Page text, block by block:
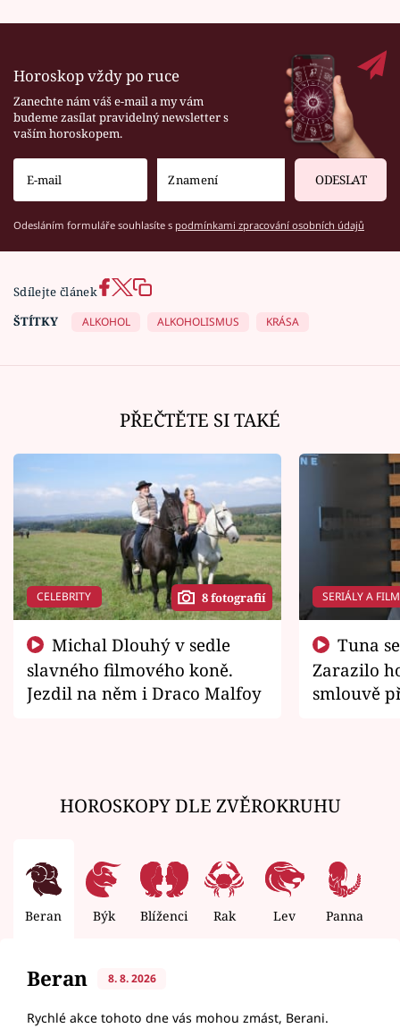
Horoskop vždy po ruce
Zanechte nám váš e-mail a my vám
budeme zasílat pravidelný newsletter s
vaším horoskopem.
ODESLAT
Odesláním formuláře souhlasíte s podmínkami zpracování osobních údajů
Sdílejte článek
ŠTÍTKY
ALKOHOL ALKOHOLISMUS KRÁSA
PŘEČTĚTE SI TAKÉ
CELEBRITY 8 fotografií
slavného filmového koně.
Jezdil na něm i Draco Malfoy
SERIÁLY A
Zarazilo
smlouvě
HOROSKOPY DLE ZVĚROKRUHU
Beran Býk Blíženci Rak Lev Panna
Beran 8. 8. 2026
Rychlé akce tohoto dne vás mohou zmást, Berani.